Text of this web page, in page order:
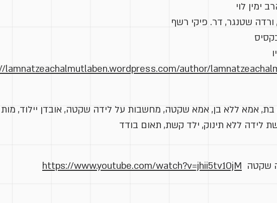
ימין לוי
שטנגר, דר. פיקי רשף
lamnatzeachalmutlaben.wordpress.com/author/
אמא ללא בן, אמא שקטה, מחשבות על לידה שקטה, אובדן יילוד, מות
לידה ללא תינוק, ילד קשת, תאום בודד
שקטה https://www.youtube.com/watch?v=jhii5tv1OjM